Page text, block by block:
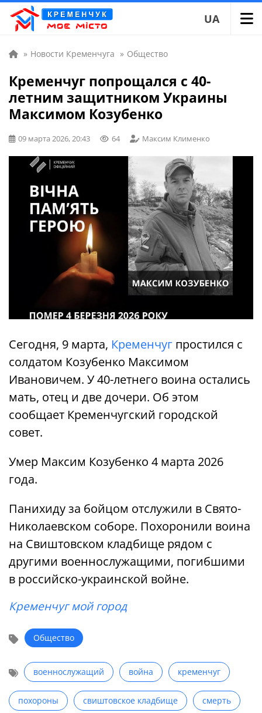
UA
» Новости Кременчуга » Общество
Кременчуг попрощался с 40-
летним защитником Украины
Максимом Козубенко
09 марта 2026, 20:43 64 Максим Клименко
Сегодня, 9 марта, Кременчуг простился с
солдатом Козубенко Максимом
Ивановичем. У 40-летнего воина остались
мать, отец и две дочери. Об этом
сообщает Кременчугский городской
совет.
Умер Максим Козубенко 4 марта 2026
года.
Панихиду за бойцом отслужили в Свято-
Николаевском соборе. Похоронили воина
на Свиштовском кладбище рядом с
другими военнослужащими, погибшими
в российско-украинской войне.
Кременчуг мой город
Общество
военнослужащий война кременчуг
похороны свиштовское кладбище смерть